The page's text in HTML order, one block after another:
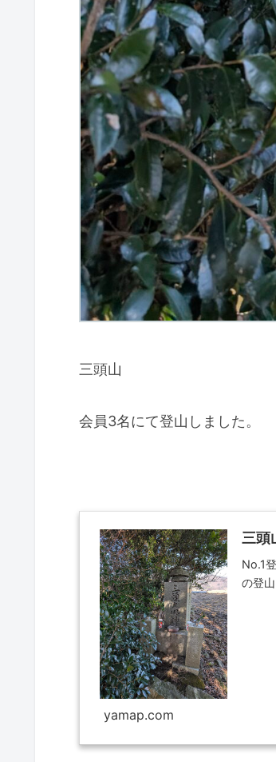
三頭山
会員3名にて登山しました。
三頭
No.1
の登
yamap.com